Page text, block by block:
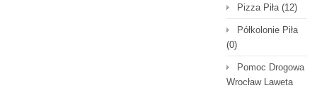
Pizza Piła(12)
Półkolonie Piła
(0)
Pomoc Drogowa
Wrocław Laweta